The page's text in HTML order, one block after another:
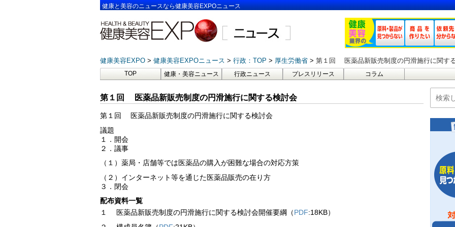
健康と美容のニュースなら健康美容EXPOニュース
健康美容EXPO 健康美容EXPOニュース 行政：TOP 厚生労働省 第１回 医薬品新販売制度の円滑施行に関す
TOP 健康・美容ニュース 行政ニュース プレスリリース コラム
第１回 医薬品新販売制度の円滑施行に関する検討会
第１回 医薬品新販売制度の円滑施行に関する検討会
議題
１．開会
２．議事
（１）薬局・店舗等では医薬品の購入が困難な場合の対応方策
（２）インターネット等を通じた医薬品販売の在り方
３．閉会
配布資料一覧
１ 医薬品新販売制度の円滑施行に関する検討会開催要綱（PDF:18KB）